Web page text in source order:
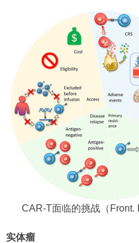
CAR-T面临的挑战（Front.
实体瘤